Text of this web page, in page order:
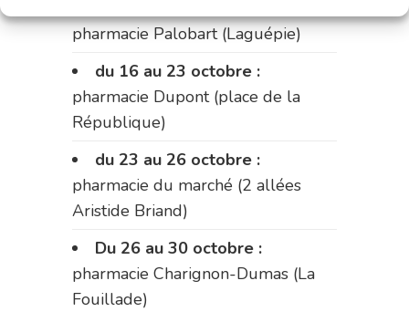
pharmacie Palobart (Laguépie)
du 16 au 23 octobre :
pharmacie Dupont (place de la
République)
du 23 au 26 octobre :
pharmacie du marché (2 allées
Aristide Briand)
Du 26 au 30 octobre :
pharmacie Charignon-Dumas (La
Fouillade)